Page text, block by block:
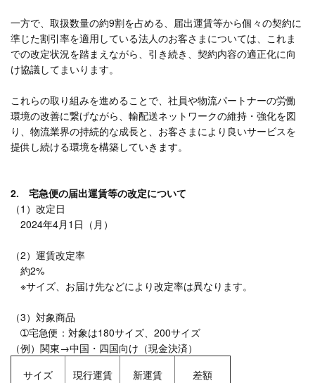
一方で、取扱数量の約9割を占める、届出運賃等から個々の契約に
準じた割引率を適用している法人のお客さまについては、これま
での改定状況を踏まえながら、引き続き、契約内容の適正化に向
け協議してまいります。
これらの取り組みを進めることで、社員や物流パートナーの労働
環境の改善に繋げながら、輸配送ネットワークの維持・強化を図
り、物流業界の持続的な成長と、お客さまにより良いサービスを
提供し続ける環境を構築していきます。
2. 宅急便の届出運賃等の改定について
（1）改定日
2024年4月1日（月）
（2）運賃改定率
約2%
※サイズ、お届け先などにより改定率は異なります。
（3）対象商品
➀宅急便：対象は180サイズ、200サイズ
（例）関東→中国・四国向け（現金決済）
サイズ
現行運賃 新運賃 差額